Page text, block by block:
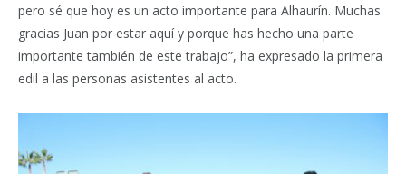
pero sé que hoy es un acto importante para Alhaurín. Muchas
gracias Juan por estar aquí y porque has hecho una parte
importante también de este trabajo”, ha expresado la primera
edil a las personas asistentes al acto.